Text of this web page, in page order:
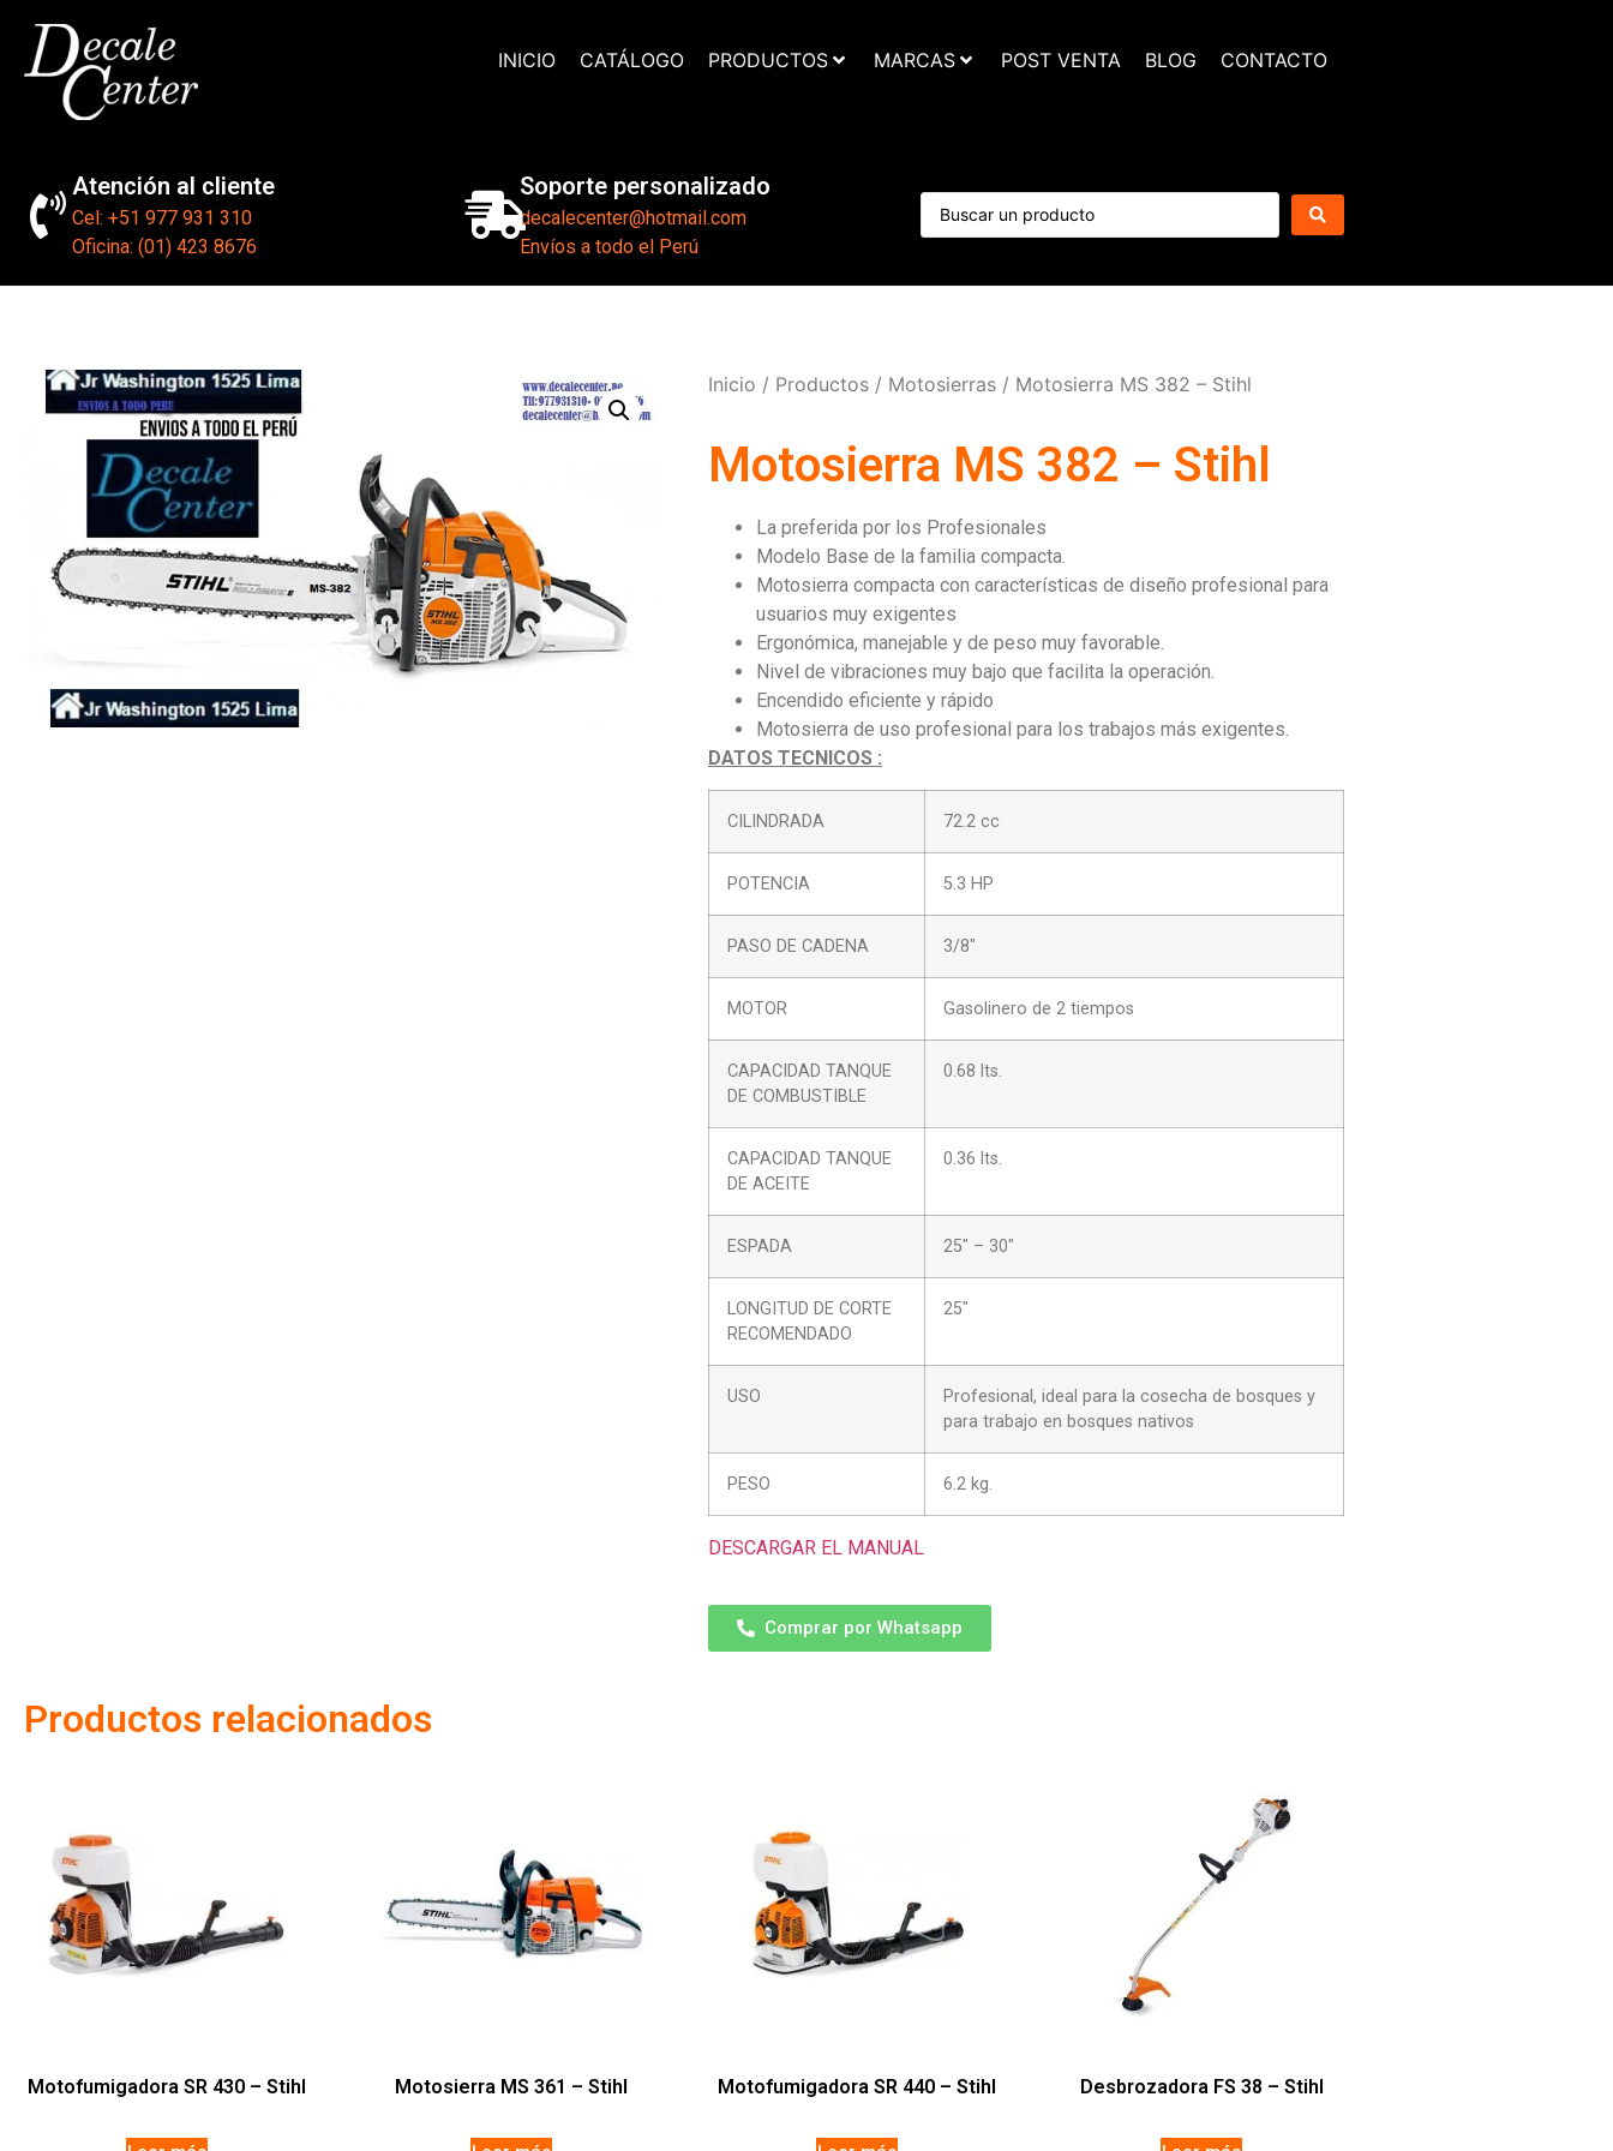
INICIO CATÁLOGO PRODUCTOS MARCAS POST VENTA BLOG CONTACTO
Atención al cliente
Cel: +51 977 931 310
Oficina: (01) 423 8676
Soporte personalizado
decalecenter@hotmail.com
Envíos a todo el Perú
Inicio / Productos / Motosierras / Motosierra MS 382 – Stihl
Motosierra MS 382 – Stihl
La preferida por los Profesionales
Modelo Base de la familia compacta.
Motosierra compacta con características de diseño profesional para
usuarios muy exigentes
Ergonómica, manejable y de peso muy favorable.
Nivel de vibraciones muy bajo que facilita la operación.
Encendido eficiente y rápido
Motosierra de uso profesional para los trabajos más exigentes.
DATOS TECNICOS :
CILINDRADA 72.2 cc
POTENCIA 5.3 HP
PASO DE CADENA 3/8″
MOTOR Gasolinero de 2 tiempos
CAPACIDAD TANQUE
DE COMBUSTIBLE
0.68 lts.
CAPACIDAD TANQUE
DE ACEITE
0.36 lts.
ESPADA 25″ – 30″
LONGITUD DE CORTE
RECOMENDADO
25″
USO
Profesional, ideal para la cosecha de bosques y
para trabajo en bosques nativos
PESO 6.2 kg.
DESCARGAR EL MANUAL
Comprar por Whatsapp
Productos relacionados
Motofumigadora SR 430 – Stihl Motosierra MS 361 – Stihl Motofumigadora SR 440 – Stihl Desbrozadora FS 38 – Stihl